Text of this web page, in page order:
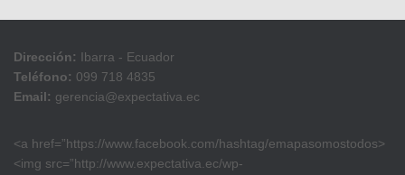
Dirección: Ibarra - Ecuador
Teléfono: 099 718 4835
Email: gerencia@expectativa.ec
<a href=”https://www.facebook.com/hashtag/emapasomostodos>
<img src=”http://www.expectativa.ec/wp-